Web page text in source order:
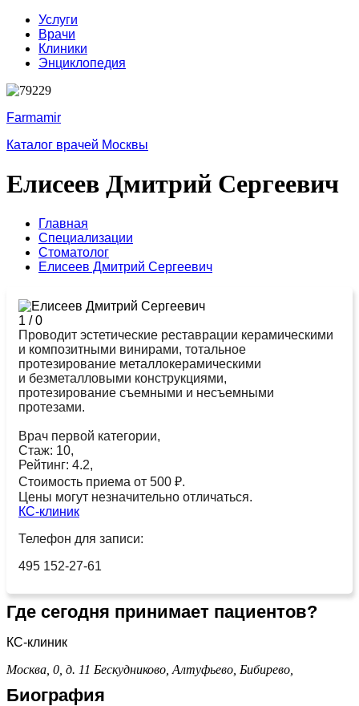
Услуги
Врачи
Клиники
Энциклопедия
Farmamir
Каталог врачей Москвы
Елисеев Дмитрий Сергеевич
Главная
Специализации
Стоматолог
Елисеев Дмитрий Сергеевич
1 /0
Проводит эстетические реставрации керамическими
и композитными винирами, тотальное
протезирование металлокерамическими
и безметалловыми конструкциями,
протезирование съемными и несъемными
протезами.
Врач первой категории,
Стаж: 10,
Рейтинг: 4.2,
Стоимость приема от 500 ₽.
Цены могут незначительно отличаться.
КС-клиник
Телефон для записи:
495 152-27-61
Где сегодня принимает пациентов?
КС-клиник
Москва, 0, д. 11 Бескудниково, Алтуфьево, Бибирево,
Биография